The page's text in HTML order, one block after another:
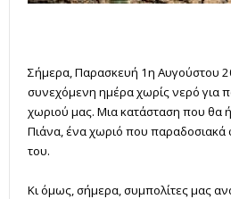
Σήμερα, Παρασκευή 1η Αυγούστου
συνεχόμενη ημέρα χωρίς νερό για
χωριού μας. Μια κατάσταση που θα
Πιάνα, ένα χωριό που παραδοσιακά
του.
Κι όμως, σήμερα, συμπολίτες μας